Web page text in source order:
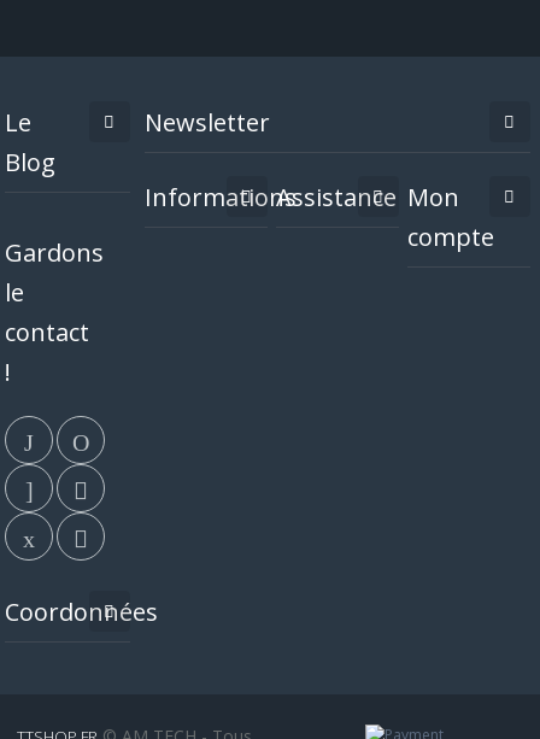
Le
Blog
Gardons
le
contact
!
Coordonnées
Newsletter
InformationsAssistance Mon
compte